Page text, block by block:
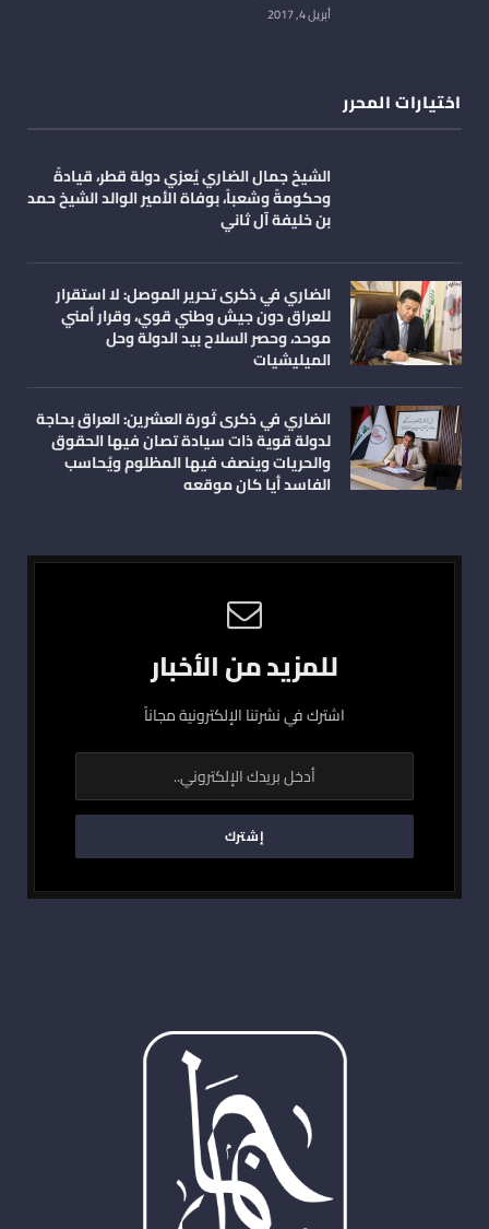
أبريل 4, 2017
اختيارات المحرر
الشيخ جمال الضاري يُعزي دولة قطر، قيادةً
وحكومةً وشعباً، بوفاة الأمير الوالد الشيخ حمد
بن خليفة آل ثاني
الضاري في ذكرى تحرير الموصل: لا استقرار
للعراق دون جيش وطني قوي، وقرار أمني
موحد، وحصر السلاح بيد الدولة وحل
الميليشيات
الضاري في ذكرى ثورة العشرين: العراق بحاجة
لدولة قوية ذات سيادة تصان فيها الحقوق
والحريات وينصف فيها المظلوم ويُحاسب
الفاسد أيا كان موقعه
للمزيد من الأخبار
اشترك في نشرتنا الإلكترونية مجاناً